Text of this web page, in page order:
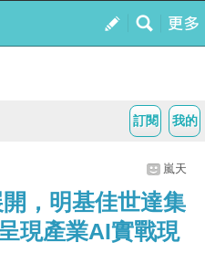
我的
訂閱
嵐天
，明基佳世達集
現產業AI實戰現